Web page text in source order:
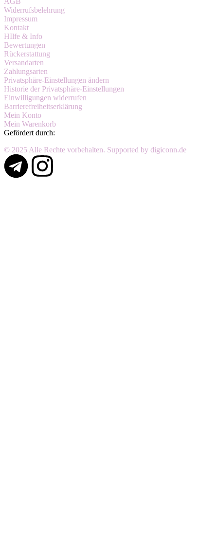
Widerrufsbelehrung
Impressum
Kontakt
HIlfe & Info
Bewertungen
Rückerstattung
Versandarten
Zahlungsarten
Privatsphäre-Einstellungen ändern
Historie der Privatsphäre-Einstellungen
Einwilligungen widerrufen
Barrierefreiheitserklärung
Mein Konto
Mein Warenkorb
Gefördert durch:
© 2025 Alle Rechte vorbehalten. Supported by digiconn.de